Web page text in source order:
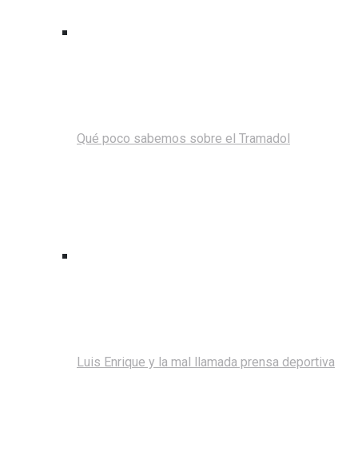
Qué poco sabemos sobre el Tramadol
Luis Enrique y la mal llamada prensa deportiva